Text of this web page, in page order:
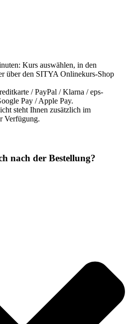
Kurs auswählen, in den
über den SITYA Onlinekurs-Shop
/ PayPal / Klarna / eps-
Pay / Apple Pay.
steht Ihnen zusätzlich im
Verfügung.
nach der Bestellung?